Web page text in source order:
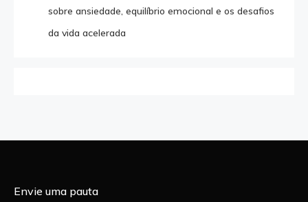
sobre ansiedade, equilíbrio emocional e os desafios
da vida acelerada
Envie uma pauta